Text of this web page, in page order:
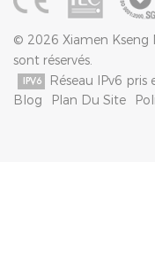
© 2026 Xiamen Kseng
sont réservés.
Réseau IPv6 pris
Blog
Plan Du Site